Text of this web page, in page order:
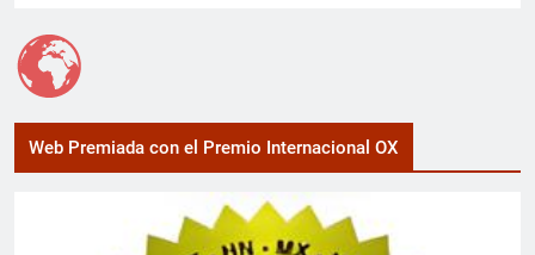
Web Premiada con el Premio Internacional OX